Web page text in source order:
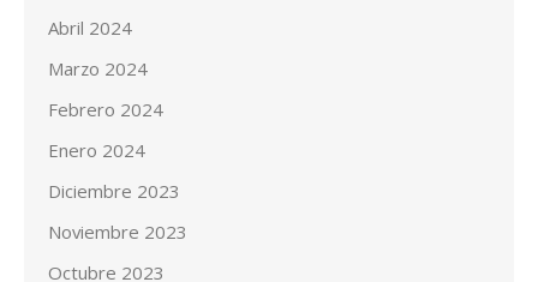
Abril 2024
Marzo 2024
Febrero 2024
Enero 2024
Diciembre 2023
Noviembre 2023
Octubre 2023